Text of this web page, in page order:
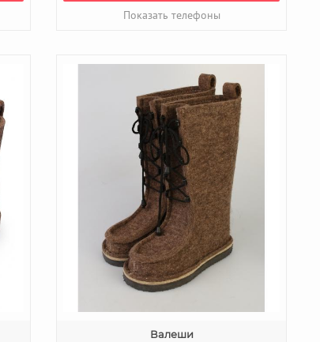
Показать телефоны
Валеши